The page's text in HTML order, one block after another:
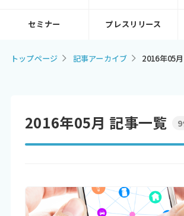
セミナー プレスリリース
トップページ 記事アーカイブ 2016年05月
2016年05月 記事一覧